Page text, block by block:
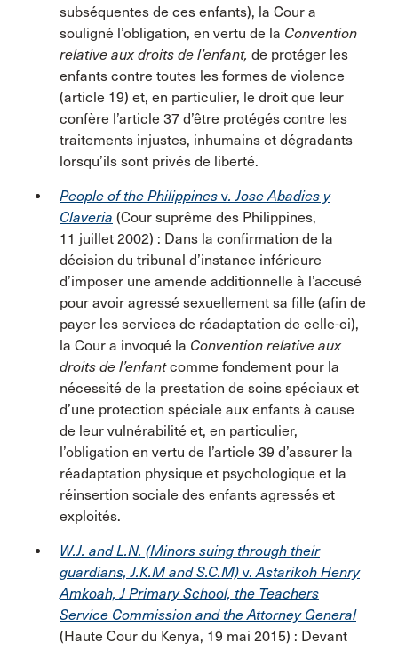
subséquentes de ces enfants), la Cour a
souligné l’obligation, en vertu de la Convention
relative aux droits de l’enfant, de protéger les
enfants contre toutes les formes de violence
(article 19) et, en particulier, le droit que leur
confère l’article 37 d’être protégés contre les
traitements injustes, inhumains et dégradants
lorsqu’ils sont privés de liberté.
People of the Philippines v. Jose Abadies y
Claveria (Cour suprême des Philippines,
11 juillet 2002) : Dans la confirmation de la
décision du tribunal d’instance inférieure
d’imposer une amende additionnelle à l’accusé
pour avoir agressé sexuellement sa fille (afin de
payer les services de réadaptation de celle-ci),
la Cour a invoqué la Convention relative aux
droits de l’enfantcomme fondement pour la
nécessité de la prestation de soins spéciaux et
d’une protection spéciale aux enfants à cause
de leur vulnérabilité et, en particulier,
l’obligation en vertu de l’article 39 d’assurer la
réadaptation physique et psychologique et la
réinsertion sociale des enfants agressés et
exploités.
W.J. and L.N. (Minors suing through their
guardians, J.K.M and S.C.M) v. Astarikoh Henry
Amkoah, J Primary School, the Teachers
Service Commission and the Attorney General
(Haute Cour du Kenya, 19 mai 2015) : Devant